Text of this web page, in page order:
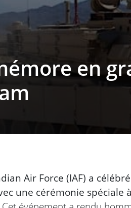
en
Air Force (IAF) a
une cérémonie spéciale